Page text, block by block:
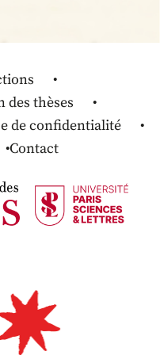
des thèses
de confidentialité
Contact